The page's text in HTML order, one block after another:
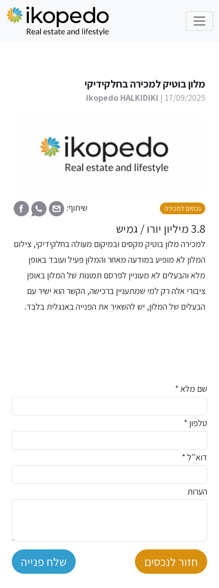
מלון בוטיק למכירה בחלקידיקי
Ikopedo HALKIDIKI | 17/09/2025
נכסים למכירה שיתוף:
3.8 מיליון יורו / גמיש
למכירה מלון בוטיק מקסים ובמיקום מעולה בחלקידיקי, צילום
המלון לא מופיע במודעה מאחר והמלון פעיל ועובד באופן
מלא והבעלים לא מעוניין לפרסם תמונות של המלון באופן
ציבורי אלה רק למי שמתעניין ברכישה, הקשר הוא ישיר עם
הבעלים של המלון, יש להשאיר את הפנייה באנגלית בלבד.
שם מלא *
טלפון *
דוא"ל *
הערות
חזור לנכסים שלח פנייה